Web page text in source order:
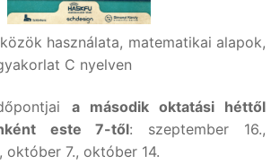
használata, matematikai alapok,
C nyelven
a második oktatási héttől
este 7-től: szeptember 16.,
október 7., október 14.